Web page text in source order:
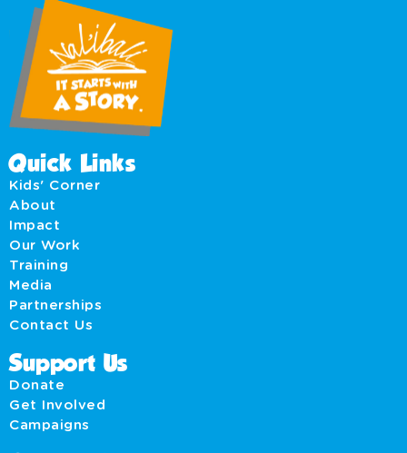
Quick Links
Kids' Corner
About
Impact
Our Work
Training
Media
Partnerships
Contact Us
Support Us
Donate
Get Involved
Campaigns